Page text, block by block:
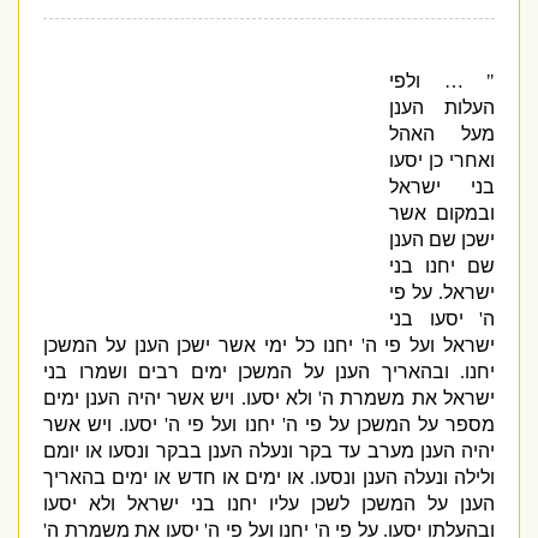
" …
ולפי
העלות הענן
מעל האהל
ואחרי כן יסעו
בני ישראל
ובמקום אשר
ישכן שם הענן
שם יחנו בני
ישראל.על פי
'יסעו בני
ישראל ועל פי ה 'יחנו כל ימי אשר ישכן הענן על המשכן
יחנו.ובהאריך הענן על המשכן ימים רבים ושמרו בני
ישראל את משמרת ה'ולא יסעו.ויש אשר יהיה הענן ימים
מספר על המשכן על פי ה 'יחנו ועל פי ה 'יסעו.ויש אשר
יהיה הענן מערב עד בקר ונעלה הענן בבקר ונסעו או יומם
ולילה ונעלה הענן ונסעו.או ימים או חדש או ימים בהאריך
הענן על המשכן לשכן עליו יחנו בני ישראל ולא יסעו
ובהעלתו יסעו.על פי ה 'יחנו ועל פי ה 'יסעו את משמרת ה